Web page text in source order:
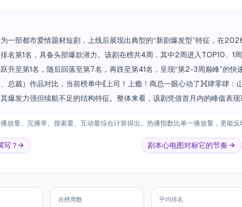
为一部都市爱情题材短剧，上线后展现出典型的“新剧爆发型”特征，在
名第1名，具备头部爆款潜力。该剧在榜共4周，其中2周进入TOP10、1
升至第1名，随后回落至第7名，再跌至第41名，呈现“第2-3周巅峰”的
、总裁）作品对比，当前榜单中《上司！上瘾！商总一眼心动了》《肆零肆：
爆发力强但续航不足的结构特征。整体来看，该剧凭借首月内的峰值表
放量、完播率、搜索量、互动量综合计算得出。热播指数比单一播放量，更能反
写？→ 剧本心电图对标它的节奏 →
在榜周数 平均排名